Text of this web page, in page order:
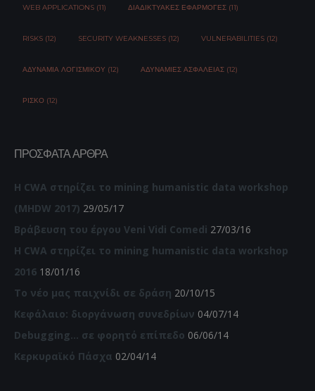
WEB APPLICATIONS (11) ΔΙΑΔΙΚΤΥΑΚΈΣ ΕΦΑΡΜΟΓΈΣ (11)
RISKS (12) SECURITY WEAKNESSES (12) VULNERABILITIES (12)
ΑΔΥΝΑΜΊΑ ΛΟΓΙΣΜΙΚΟΎ (12) ΑΔΥΝΑΜΊΕΣ ΑΣΦΆΛΕΙΑΣ (12)
ΡΊΣΚΟ (12)
ΠΡΌΣΦΑΤΑ ΆΡΘΡΑ
Η CWA στηρίζει το mining humanistic data workshop
(MHDW 2017) 29/05/17
Βράβευση του έργου Veni Vidi Comedi 27/03/16
Η CWA στηρίζει το mining humanistic data workshop
2016 18/01/16
Το νέο μας παιχνίδι σε δράση 20/10/15
Κεφάλαιο: διοργάνωση συνεδρίων 04/07/14
Debugging… σε φορητό επίπεδο 06/06/14
Κερκυραϊκό Πάσχα 02/04/14